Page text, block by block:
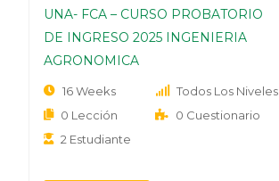
UNA- FCA – CURSO PROBATORIO
DE INGRESO 2025 INGENIERIA
AGRONOMICA
16 Weeks
Todos Los Niveles
0 Lección
0 Cuestionario
2 Estudiante